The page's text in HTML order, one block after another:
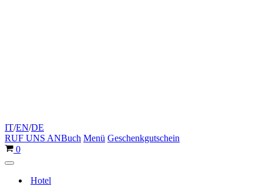
IT/EN/DE
RUF UNS ANBuch Menü Geschenkgutschein
Warenkorb
0
Navigationsmenü
Hotel